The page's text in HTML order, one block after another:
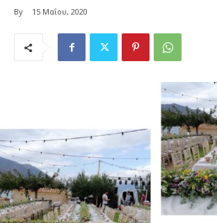
By 15 Μαΐου, 2020